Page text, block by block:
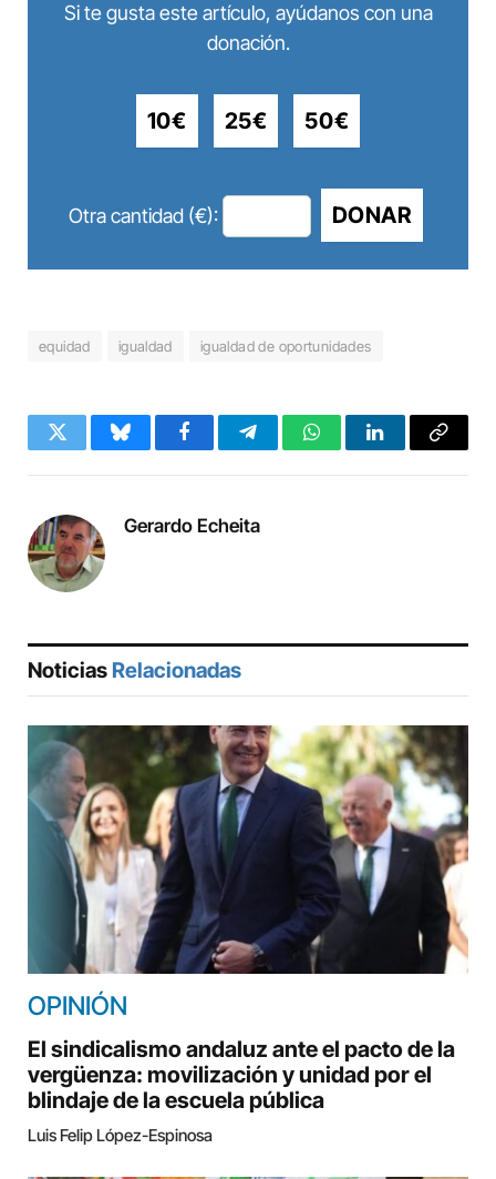
Si te gusta este artículo, ayúdanos con una
donación.
10€ 25€ 50€
Otra cantidad (€): DONAR
equidad igualdad igualdad de oportunidades
Twitter BlueskyFacebookTelegramWhatsAppLinkedInCopy
Gerardo Echeita
Noticias Relacionadas
OPINIÓN
El sindicalismo andaluz ante el pacto de la
vergüenza: movilización y unidad por el
blindaje de la escuela pública
Luis Felip López-Espinosa